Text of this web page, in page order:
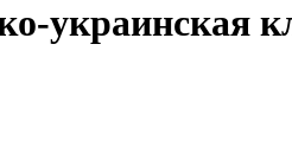
украинская